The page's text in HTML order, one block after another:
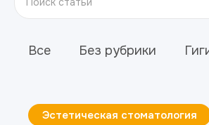
Все Без рубрики
Эстетическая стоматология